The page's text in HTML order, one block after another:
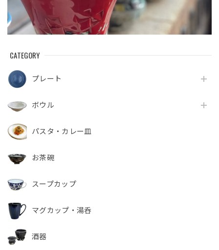
CATEGORY
プレート
ボウル
パスタ・カレー皿
お茶碗
スープカップ
マグカップ・湯呑
酒器